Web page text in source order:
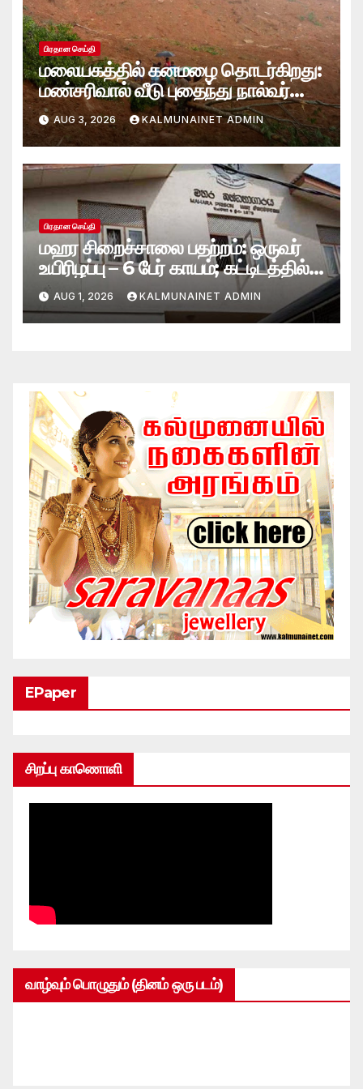
பிரதான செய்தி
மலையகத்தில் கனமழை தொடர்கிறது:
மண்சரிவால் வீடு புதைந்து நால்வர்
மாயம்
AUG 3, 2026 KALMUNAINET ADMIN
பிரதான செய்தி
மஹர சிறைச்சாலை பதற்றம்: ஒருவர்
உயிரிழப்பு – 6 பேர் காயம்; கட்டிடத்தில்
பாரிய தீ
AUG 1, 2026 KALMUNAINET ADMIN
EPaper
சிறப்பு காணொளி
வாழ்வும் பொழுதும் (தினம் ஒரு படம்)